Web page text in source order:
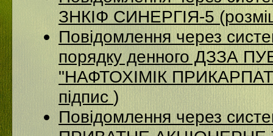
ЗНКІФ СИНЕРГІЯ-5
Повідомлення через
порядку денного ДЗЗА
"НАФТОХІМІК
підпис )
Повідомлення через